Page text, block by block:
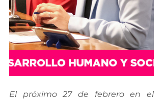
El próximo 27 de febrero en el